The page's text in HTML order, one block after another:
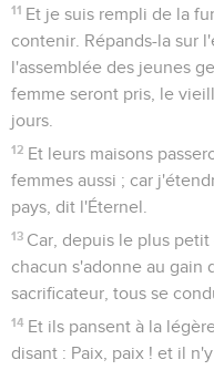
11 Et je suis rempli de la
contenir. Répands-la sur
l'assemblée des jeunes
femme seront pris, le
jours.
12 Et leurs maisons
femmes aussi ; car
pays, dit l'Éternel.
13 Car, depuis le plus
chacun s'adonne au gain
sacrificateur, tous se
14 Et ils pansent à la
disant : Paix, paix ! et il